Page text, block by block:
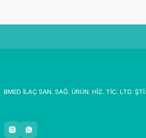
BMED İLAÇ SAN. SAĞ. ÜRÜN. HİZ. TİC. LTD. ŞTİ.